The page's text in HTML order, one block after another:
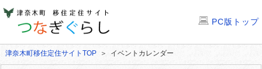
PC版トップ
津奈木町移住定住サイトTOP ＞ イベントカレンダー